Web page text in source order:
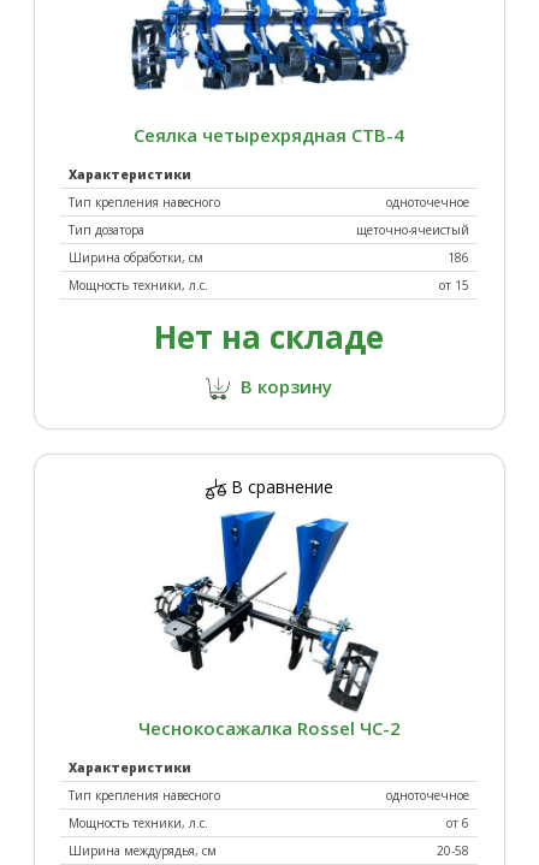
Сеялка четырехрядная СТВ-4
Характеристики
Тип крепления навесного
одноточечное
Тип дозатора
щеточно-ячеистый
Ширина обработки, см
186
Мощность техники, л.с.
от 15
Нет на складе
В корзину
В сравнение
Чеснокосажалка Rossel ЧС-2
Характеристики
Тип крепления навесного
одноточечное
Мощность техники, л.с.
от 6
Ширина междурядья, см
20-58